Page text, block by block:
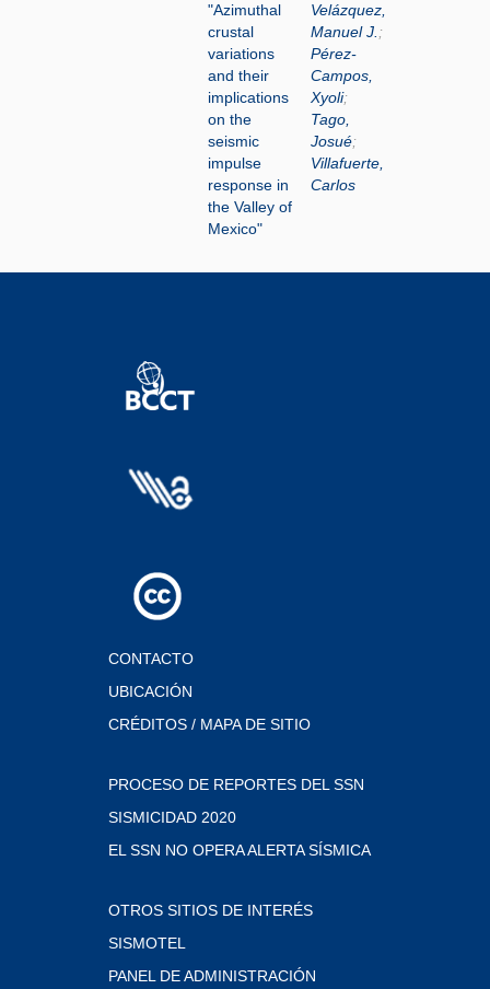
"Azimuthal
crustal
variations
and their
implications
on the
seismic
impulse
response in
the Valley of
Mexico"
Velázquez,
Manuel J. ;
Pérez-
Campos,
Xyoli;
Tago,
Josué;
Villafuerte,
Carlos
CONTACTO
UBICACIÓN
CRÉDITOS / MAPA DE SITIO
PROCESO DE REPORTES DEL SSN
SISMICIDAD 2020
EL SSN NO OPERA ALERTA SÍSMICA
OTROS SITIOS DE INTERÉS
SISMOTEL
PANEL DE ADMINISTRACIÓN